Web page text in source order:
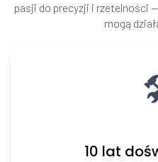
pasji do precyzji i rzetelności
mogą
10 lat